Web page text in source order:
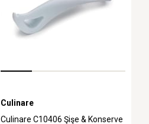
Culinare
Culinare C10406 Şişe & Konserve